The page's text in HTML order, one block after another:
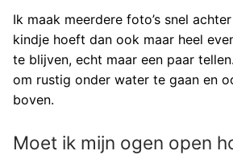
Ik maak meerdere foto’s snel
kindje hoeft dan ook maar heel
te blijven, echt maar een paar
om rustig onder water te gaan en
boven.
Moet ik mijn ogen open